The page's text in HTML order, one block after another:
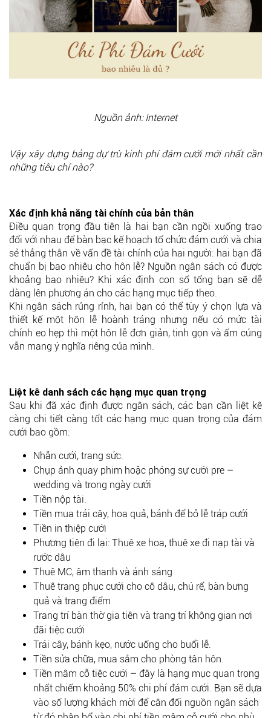
Nguồn ảnh: Internet
Vậy xây dựng bảng dự trù kinh phí đám cưới mới nhất cần
những tiêu chí nào?
Xác định khả năng tài chính của bản thân
Điều quan trọng đầu tiên là hai bạn cần ngồi xuống trao
đổi với nhau để bàn bạc kế hoạch tổ chức đám cưới và chia
sẻ thẳng thắn về vấn đề tài chính của hai người: hai bạn đã
chuẩn bị bao nhiêu cho hôn lễ? Nguồn ngân sách có được
khoảng bao nhiêu? Khi xác định con số tổng bạn sẽ dễ
dàng lên phương án cho các hạng mục tiếp theo.
Khi ngân sách rủng rỉnh, hai bạn có thể tùy ý chọn lựa và
thiết kế một hôn lễ hoành tráng nhưng nếu có mức tài
chính eo hẹp thì một hôn lễ đơn giản, tinh gọn và ấm cúng
vẫn mang ý nghĩa riêng của mình.
Liệt kê danh sách các hạng mục quan trọng
Sau khi đã xác định được ngân sách, các bạn cần liệt kê
càng chi tiết càng tốt các hạng mục quan trọng của đám
cưới bao gồm:
Nhẫn cưới, trang sức.
Chụp ảnh quay phim hoặc phóng sự cưới pre –
wedding và trong ngày cưới
Tiền nộp tài.
Tiền mua trái cây, hoa quả, bánh để bỏ lễ tráp cưới
Tiền in thiệp cưới
Phương tiện đi lại: Thuê xe hoa, thuê xe đi nạp tài và
rước dâu
Thuê MC, âm thanh và ánh sáng
Thuê trang phục cưới cho cô dâu, chú rể, bàn bưng
quả và trang điểm
Trang trí bàn thờ gia tiên và trang trí không gian nơi
đãi tiệc cưới
Trái cây, bánh kẹo, nước uống cho buổi lễ.
Tiền sửa chữa, mua sắm cho phòng tân hôn.
Tiền mâm cỗ tiệc cưới – đây là hạng mục quan trọng
nhất chiếm khoảng 50% chi phí đám cưới. Bạn sẽ dựa
vào số lượng khách mời để cân đối nguồn ngân sách